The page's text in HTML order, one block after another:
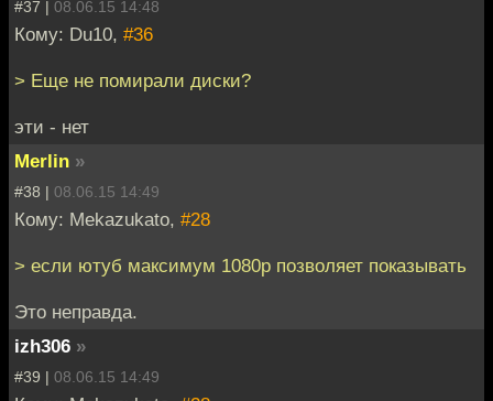
#37 | 08.06.15 14:48
Кому: Du10, #36
> Еще не помирали диски?
эти - нет
Merlin »
#38 | 08.06.15 14:49
Кому: Mekazukato, #28
> если ютуб максимум 1080p позволяет показывать
Это неправда.
izh306 »
#39 | 08.06.15 14:49